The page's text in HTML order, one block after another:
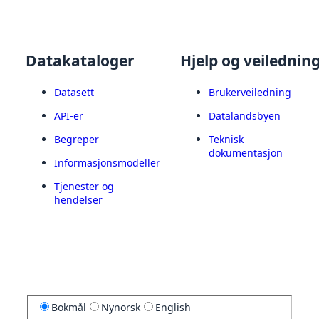
Datakataloger
Datasett
API-er
Begreper
Informasjonsmodeller
Tjenester og
hendelser
Hjelp og
Brukerveiledning
Datalandsbyen
Teknisk
dokumentasjon
Bokmål Nynorsk English